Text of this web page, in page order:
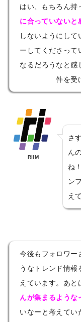
はい、もちろん持
に合っていないと
しないようにして
ーしてくださって
なるだろうなと感
件を受
RIIM
さ
ん
ね
ン
え
今後もフォロワー
うなトレンド情報
えています。あと
んが集まるような
いなーと考えてい